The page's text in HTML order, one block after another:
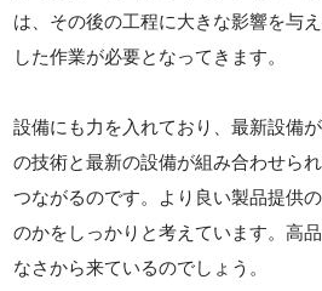
は、その後の工程に大きな影響を与
した作業が必要となってきます。
設備にも力を入れており、最新設備
の技術と最新の設備が組み合わせら
つながるのです。より良い製品提供
のかをしっかりと考えています。高
なさから来ているのでしょう。